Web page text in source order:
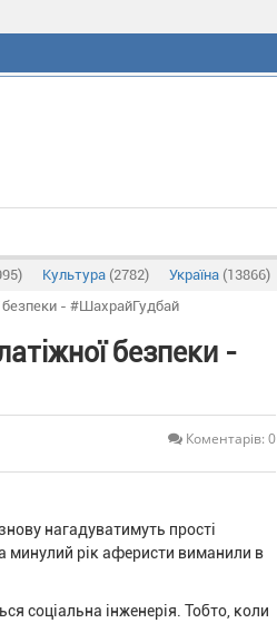
Культура (2782) Україна (13866)
безпеки - #ШахрайГудбай
безпеки -
Коментарів: 0
нагадуватимуть прості
минулий рік аферисти виманили в
соціальна інженерія. Тобто, коли